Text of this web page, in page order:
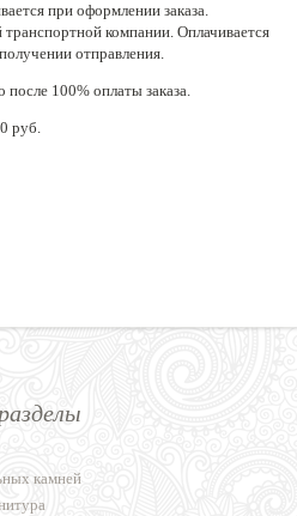
при оформлении заказа.
компании. Оплачивается
отправления.
после 100% оплаты заказа.
руб.
камней